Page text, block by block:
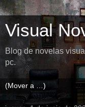
Visual
Blog de novelas
pc.